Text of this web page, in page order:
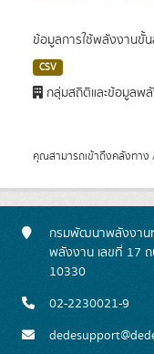
ข้อมูลการใช้พลังงานขั้
CSV
กลุ่มสถิติและข้อมูลพ
คุณสามารถเข้าถึงคลังทาง
กรมพัฒนาพลังงาน
พลังงาน เลขที่ 17
10330
02-2230021-9